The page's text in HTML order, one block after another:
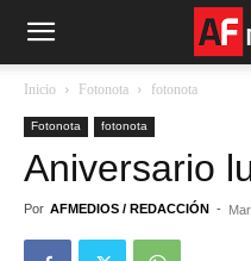
Inicio Fotonota fotonota
Fotonota fotonota
Aniversario
Por AFMEDIOS / REDACCIÓN -